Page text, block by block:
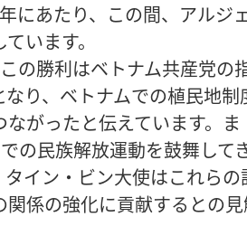
にあたり、この間、アルジ
います。
の勝利はベトナム共産党の
り、ベトナムでの植民地制
がったと伝えています。ま
の民族解放運動を鼓舞して
イン・ビン大使はこれらの
係の強化に貢献するとの